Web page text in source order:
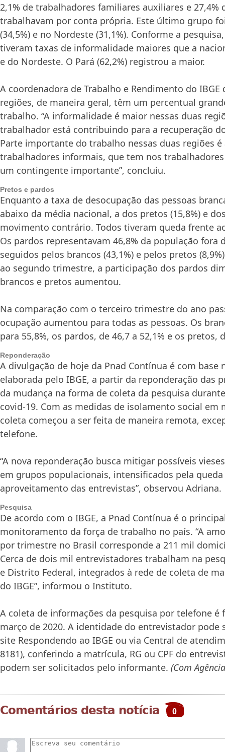
2,1% de trabalhadores familiares auxiliares e 27,4%
trabalhavam por conta própria. Este último grupo
(34,5%) e no Nordeste (31,1%). Conforme a
tiveram taxas de informalidade maiores que a
e do Nordeste. O Pará (62,2%) registrou a maior.
A coordenadora de Trabalho e Rendimento do IBGE
regiões, de maneira geral, têm um percentual
trabalho. “A informalidade é maior nessas duas
trabalhador está contribuindo para a recuperação
Parte importante do trabalho nessas duas regiões
trabalhadores informais, que tem nos
um contingente importante”, concluiu.
Pretos e pardos
Enquanto a taxa de desocupação das pessoas
abaixo da média nacional, a dos pretos (15,8%) e
movimento contrário. Todos tiveram queda frente
Os pardos representavam 46,8% da população fora
seguidos pelos brancos (43,1%) e pelos pretos
ao segundo trimestre, a participação dos pardos
brancos e pretos aumentou.
Na comparação com o terceiro trimestre do ano
ocupação aumentou para todas as pessoas. Os
para 55,8%, os pardos, de 46,7 a 52,1% e os pretos,
Reponderação
A divulgação de hoje da Pnad Contínua é com base
elaborada pelo IBGE, a partir da reponderação das
da mudança na forma de coleta da pesquisa
covid-19. Com as medidas de isolamento social em
coleta começou a ser feita de maneira remota,
telefone.
“A nova reponderação busca mitigar possíveis
em grupos populacionais, intensificados pela
aproveitamento das entrevistas”, observou Adriana.
Pesquisa
De acordo com o IBGE, a Pnad Contínua é o
monitoramento da força de trabalho no país. “A
por trimestre no Brasil corresponde a 211 mil
Cerca de dois mil entrevistadores trabalham na
e Distrito Federal, integrados à rede de coleta de
do IBGE”, informou o Instituto.
A coleta de informações da pesquisa por telefone é
março de 2020. A identidade do entrevistador pode
site Respondendo ao IBGE ou via Central de
8181), conferindo a matrícula, RG ou CPF do
podem ser solicitados pelo informante. (Com
Comentários desta notícia 0